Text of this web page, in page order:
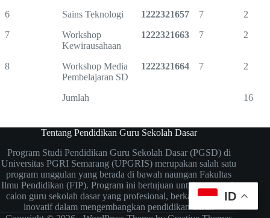
6 Sains Teknologi 1222321657 7
2
7
Workshop
Kewirausahaan
1222321663 7 2
8
Workshop Media
Pembelajaran SD
1222321664 7 2
Jumlah 16
Tentang Pendidikan Guru Sekolah Dasar
Program Studi Pendidikan Guru Sekolah Dasar (PGSD) di
Universitas PGRI Semarang (UPGRIS)merupakan salah satu
program unggulan yang berada di bawah naungan Fakultas
Ilmu Pendidikan (FIP). Program ini bertujuan untuk mencetak
calon guru sekolah dasar yang profesional, berkarakter, dan
inovatif dalam mengembangkan pendidikan dasar.
ID